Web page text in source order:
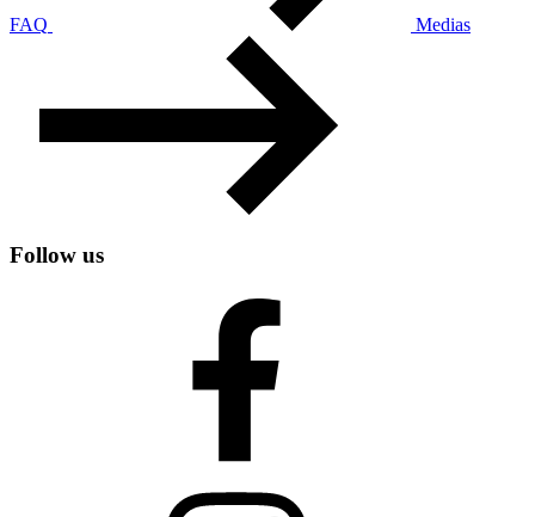
FAQ Medias
Follow us